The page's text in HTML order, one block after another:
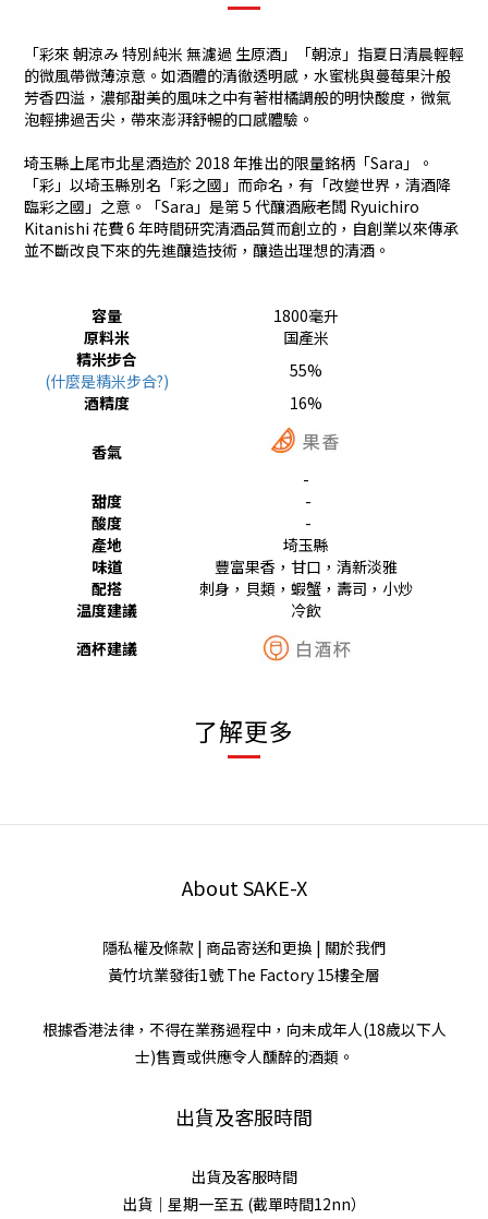
「彩來 朝涼み 特別純米 無濾過 生原酒」「朝涼」指夏日清晨輕輕
的微風帶微薄涼意。如酒體的清徹透明感，水蜜桃與蔓莓果汁般
芳香四溢，濃郁甜美的風味之中有著柑橘調般的明快酸度，微氣
泡輕拂過舌尖，帶來澎湃舒暢的口感體驗。
埼玉縣上尾市北星酒造於 2018 年推出的限量銘柄「Sara」。
「彩」以埼玉縣別名「彩之國」而命名，有「改變世界，清酒降
臨彩之國」之意。「Sara」是第 5 代釀酒廠老闆 Ryuichiro
Kitanishi 花費 6 年時間研究清酒品質而創立的，自創業以來傳承
並不斷改良下來的先進釀造技術，釀造出理想的清酒。
容量
1800毫升
原料米
国產米
精米步合
(什麼是精米步合?)
55%
酒精度
16%
香氣
-
甜度
-
酸度
-
產地
埼玉縣
味道
豐富果香，甘口，清新淡雅
配搭
刺身，貝類，蝦蟹，壽司，小炒
温度建議
冷飲
酒杯建議
了解更多
About SAKE-X
隱私權及條款 | 商品寄送和更換 | 關於我們
黃竹坑業發街1號 The Factory 15樓全層
根據香港法律，不得在業務過程中，向未成年人(18歲以下人
士)售賣或供應令人醺醉的酒類。
出貨及客服時間
出貨及客服時間
出貨｜星期一至五 (截單時間12nn）